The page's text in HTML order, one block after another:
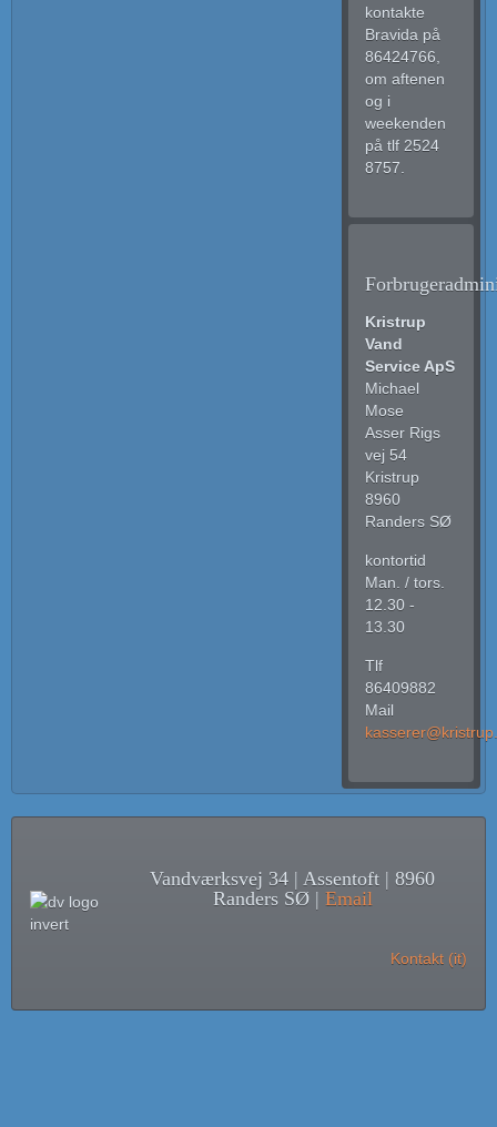
kontakte
Bravida på
86424766,
om aftenen
og i
weekenden
på tlf 2524
8757.
Kristrup
Vand
Service ApS
Michael
Mose
Asser Rigs
vej 54
Kristrup
8960
Randers SØ
kontortid
Man. / tors.
12.30 -
13.30
Tlf
86409882
Mail
Vandværksvej 34 | Assentoft | 8960
Randers SØ | Email
Kontakt (it)